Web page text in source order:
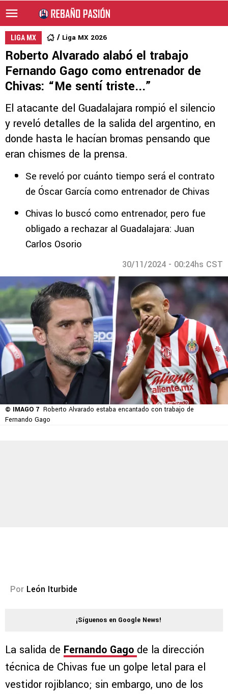
LIGA MX Liga MX 2026
Roberto Alvarado alabó el trabajo
Fernando Gago como entrenador de
Chivas: “Me sentí triste...”
El atacante del Guadalajara rompió el silencio
y reveló detalles de la salida del argentino, en
donde hasta le hacían bromas pensando que
eran chismes de la prensa.
Se reveló por cuánto tiempo será el contrato
de Óscar García como entrenador de Chivas
Chivas lo buscó como entrenador, pero fue
obligado a rechazar al Guadalajara: Juan
Carlos Osorio
30/11/2024 - 00:24hs CST
© IMAGO 7 Roberto Alvarado estaba encantado con trabajo de
Fernando Gago
Por León Iturbide
¡Síguenos en Google News!
La salida de Fernando Gago de la dirección
técnica de Chivas fue un golpe letal para el
vestidor rojiblanco; sin embargo, uno de los